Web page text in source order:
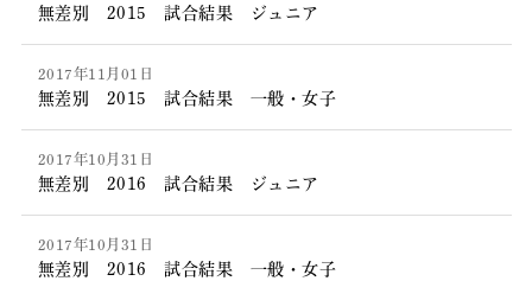
無差別 2015 試合結果 ジュニア
2017年11月01日
無差別 2015 試合結果 一般・女子
2017年10月31日
無差別 2016 試合結果 ジュニア
2017年10月31日
無差別 2016 試合結果 一般・女子